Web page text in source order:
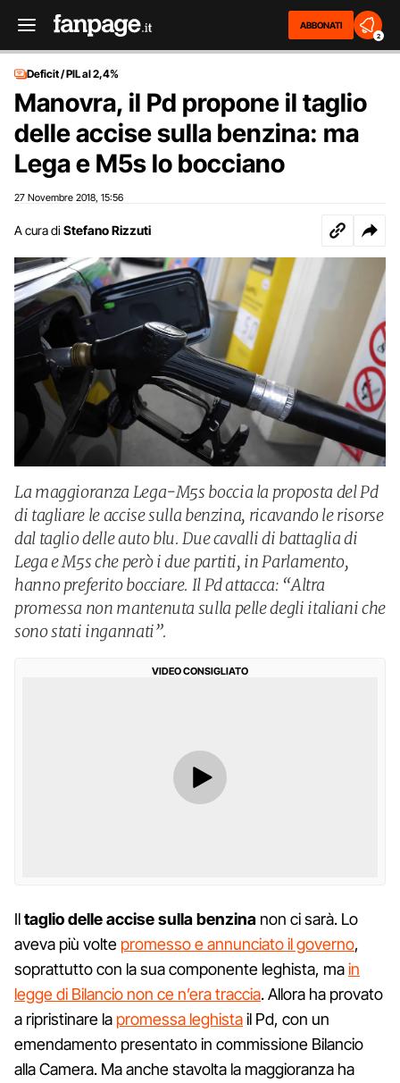
ABBONATI
2
Deficit / PIL al 2,4%
Manovra, il Pd propone il taglio
delle accise sulla benzina: ma
Lega e M5s lo bocciano
27 Novembre 2018 15:56
A cura di Stefano Rizzuti
La maggioranza Lega-M5s boccia la proposta del Pd
di tagliare le accise sulla benzina, ricavando le risorse
dal taglio delle auto blu. Due cavalli di battaglia di
Lega e M5s che però i due partiti, in Parlamento,
hanno preferito bocciare. Il Pd attacca: “Altra
promessa non mantenuta sulla pelle degli italiani che
sono stati ingannati”.
VIDEO CONSIGLIATO
Iltaglio delle accise sulla benzina non ci sarà. Lo
aveva più volte promesso e annunciato il governo,
soprattutto con la sua componente leghista, main
legge di Bilancio non ce n’era traccia. Allora ha provato
a ripristinare la promessa leghistail Pd, con un
emendamento presentato in commissione Bilancio
alla Camera. Ma anche stavolta la maggioranza ha